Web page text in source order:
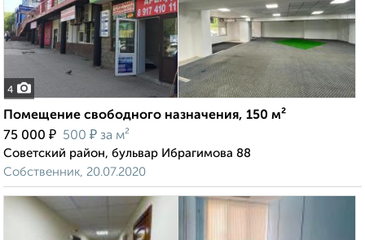
4
Помещение свободного назначения, 150 м²
75 000 ₽ 500 ₽ за м²
Советский район, бульвар Ибрагимова 88
Собственник, 20.07.2020